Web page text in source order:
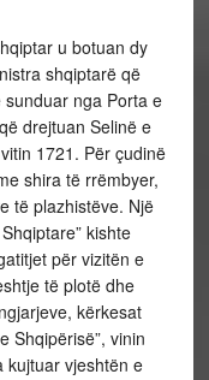
u botuan dy
shqiptarë që
nga Porta e
drejtuan Selinë e
1721. Për çudinë
shira të rrëmbyer,
të plazhistëve. Një
kishte
për vizitën e
të plotë dhe
kërkesat
Shqipërisë”, vinin
kujtuar vjeshtën e